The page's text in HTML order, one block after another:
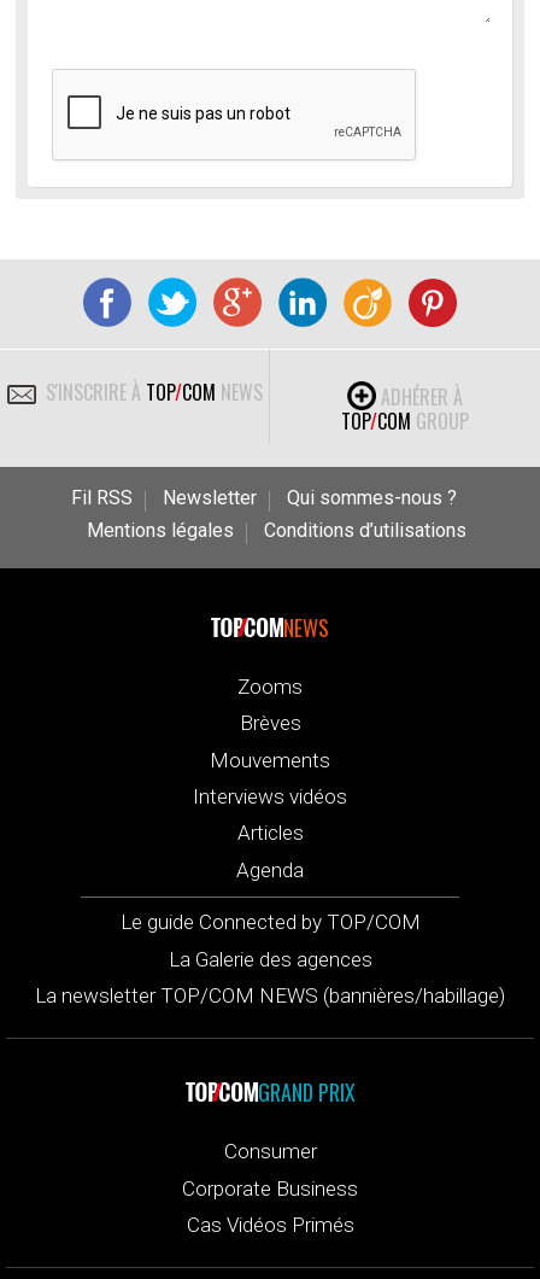
S'INSCRIRE À TOP/COM NEWS
ADHÉRER À
TOP/COM GROUP
Fil RSS Newsletter
Qui sommes-nous ?
Mentions légales
Conditions d’utilisations
NEWS
Zooms
Brèves
Mouvements
Interviews vidéos
Articles
Agenda
Le guide Connected by TOP/COM
La Galerie des agences
La newsletter TOP/COM NEWS (bannières/habillage)
GRAND PRIX
Consumer
Corporate Business
Cas Vidéos Primés